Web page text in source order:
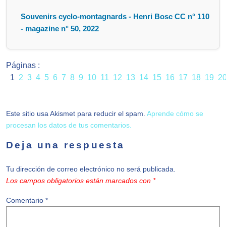
Souvenirs cyclo-montagnards - Henri Bosc CC n° 110
- magazine n° 50, 2022
Páginas :
1 2 3 4 5 6 7 8 9 10 11 12 13 14 15 16 17 18 19
Deja una respuesta
Tu dirección de correo electrónico no será publicada.
Los campos obligatorios están marcados con *
Comentario *
Este sitio usa Akismet para reducir el spam. Aprende cómo se
procesan los datos de tus comentarios.